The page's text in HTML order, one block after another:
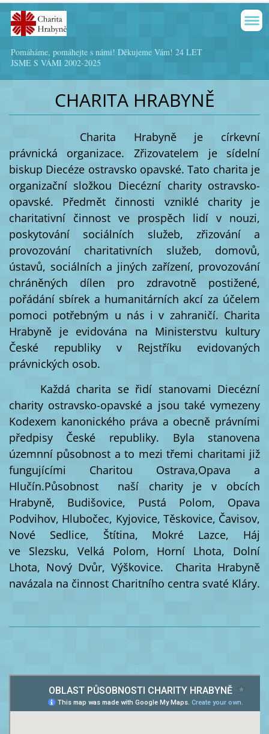
Pomáháme, pomáhejte s námi! Děkujeme Vám! 24 LET
JSME S VÁMI 2002-2025
CHARITA HRABYNĚ
Charita Hrabyně je církevní
právnická organizace. Zřizovatelem je sídelní
biskup Diecéze ostravsko opavské. Tato charita je
organizační složkou Diecézní charity ostravsko-
opavské. Předmět činnosti vzniklé charity je
charitativní činnost ve prospěch lidí v nouzi,
poskytování sociálních služeb, zřizování a
provozování charitativních služeb, domovů,
ústavů, sociálních a jiných zařízení, provozování
chráněných dílen pro zdravotně postižené,
pořádání sbírek a humanitárních akcí za účelem
pomoci potřebným u nás i v zahraničí. Charita
Hrabyně je evidována na Ministerstvu kultury
České republiky v Rejstříku evidovaných
právnických osob.
Každá charita se řidí stanovami Diecézní
charity ostravsko-opavské a jsou také vymezeny
Kodexem kanonického práva a obecně právními
předpisy České republiky. Byla stanovena
územnní působnost a to mezi třemi charitami již
fungujícími Charitou Ostrava,Opava a
Hlučín.Působnost naší charity je v obcích
Hrabyně, Budišovice, Pustá Polom, Opava
Podvihov, Hlubočec, Kyjovice, Těskovice, Čavisov,
Nové Sedlice, Štítina, Mokré Lazce, Háj
ve Slezsku, Velká Polom, Horní Lhota, Dolní
Lhota, Nový Dvůr, Výškovice. Charita Hrabyně
navázala na činnost Charitního centra svaté Kláry.